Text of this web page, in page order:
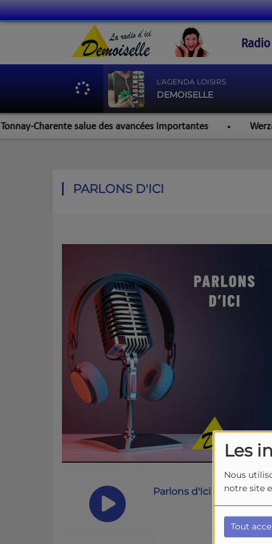
Les
Nous
notre site
Tout
Radio
L'AGENDA LOISIRS
DEMOISELLE
Charente salue des avancées importantes Werzalit
PARLONS D'ICI
Parlons d'Ici - Meschers